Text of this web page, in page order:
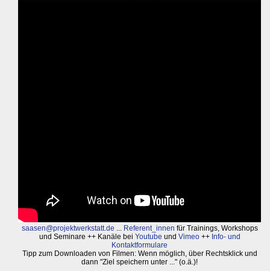
saasen@projektwerkstatt.de ... Referent_innen für Trainings, Workshops
und Seminare ++ Kanäle bei Youtube und Vimeo++ Info- und
Kontaktformulare
Tipp zum Downloaden von Filmen: Wenn möglich, über Rechtsklick und
dann "Ziel speichern unter ..." (o.ä.)!